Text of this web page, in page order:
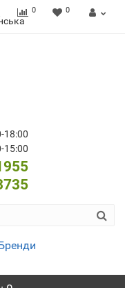
0 0
18:00
15:00